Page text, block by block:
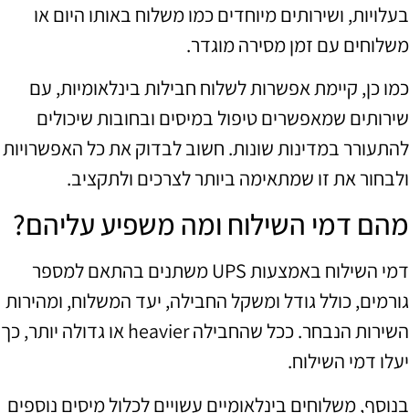
בעלויות, ושירותים מיוחדים כמו משלוח באותו היום או
משלוחים עם זמן מסירה מוגדר.
כמו כן, קיימת אפשרות לשלוח חבילות בינלאומיות, עם
שירותים שמאפשרים טיפול במיסים ובחובות שיכולים
להתעורר במדינות שונות. חשוב לבדוק את כל האפשרויות
ולבחור את זו שמתאימה ביותר לצרכים ולתקציב.
מהם דמי השילוח ומה משפיע עליהם?
דמי השילוח באמצעות UPS משתנים בהתאם למספר
גורמים, כולל גודל ומשקל החבילה, יעד המשלוח, ומהירות
השירות הנבחר. ככל שהחבילה heavier או גדולה יותר, כך
יעלו דמי השילוח.
בנוסף, משלוחים בינלאומיים עשויים לכלול מיסים נוספים